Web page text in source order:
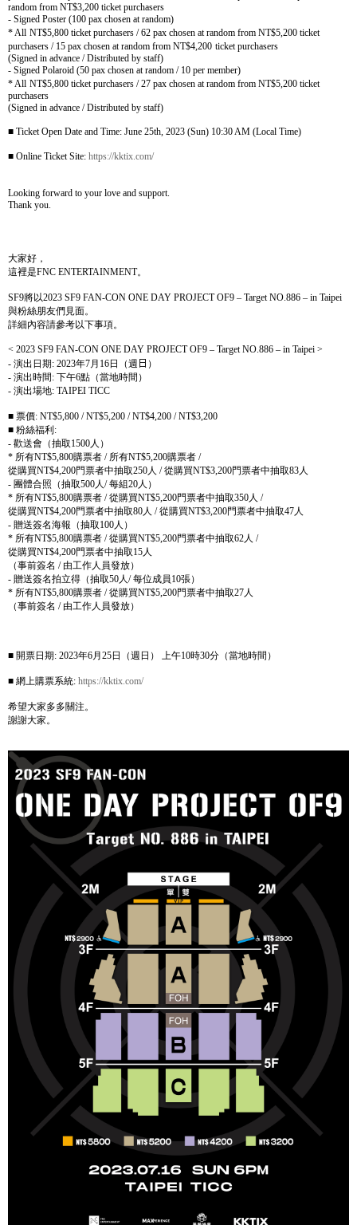
random from NT$3,200 ticket purchasers
- Signed Poster (100 pax chosen at random)
* All NT$5,800 ticket purchasers / 62 pax chosen at random from NT$5,200 ticket
purchasers / 15 pax chosen at random from NT$4,200 ticket purchasers
(Signed in advance / Distributed by staff)
- Signed Polaroid (50 pax chosen at random / 10 per member)
* All NT$5,800 ticket purchasers / 27 pax chosen at random from NT$5,200 ticket
purchasers
(Signed in advance / Distributed by staff)
■ Ticket Open Date and Time: June 25th, 2023 (Sun) 10:30 AM (Local Time)
■ Online Ticket Site: https://kktix.com/
Looking forward to your love and support.
Thank you.
大家好，
這裡是FNC ENTERTAINMENT。
SF9將以2023 SF9 FAN-CON ONE DAY PROJECT OF9 – Target NO.886 – in Taipei
與粉絲朋友們見面。
詳細內容請參考以下事項。
< 2023 SF9 FAN-CON ONE DAY PROJECT OF9 – Target NO.886 – in Taipei >
- 演出日期: 2023年7月 16日（週 日 ）
- 演出時間: 下午6點（當地時間）
- 演出場地: TAIPEI TICC
■ 票價: NT$5,800 / NT$5,200 / NT$4,200 / NT$3,200
■ 粉絲福利 :
- 歡送會（抽取1500人）
* 所有NT$5,800購票者 / 所有NT$5,200購票者 /
從購買NT$4,200門票者中抽取250人 /從購買NT$3,200門票者中抽取83人
- 團體合照（抽取500人/每組20人）
* 所有NT$5,800購票者 /從購買NT$5,200門票者中抽取350人 /
從購買NT$4,200門票者中抽取80人 /從購買NT$3,200門票者中抽取47人
- 贈送簽名海報（抽取100人）
* 所有NT$5,800購票者 /從購買NT$5,200門票者中抽取62人 /
從購買NT$4,200門票者中抽取15人
（事前簽名 / 由工作人員發放）
- 贈送簽名拍立得（抽取50人/每位成員10張）
* 所有NT$5,800購票者 /從購買NT$5,200門票者中抽取27人
（事前簽名 / 由工作人員發放）
■ 開票日期: 2023年6月 25日（週日） 上午10時30分（當地時間）
■ 網上購票系統: https://kktix.com/
希望大家多多關注。
謝謝大家。